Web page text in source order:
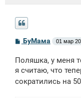
С
б
щ
е
н
БуМама 01 мар
Поляшка, у меня
я считаю, что
сократились на